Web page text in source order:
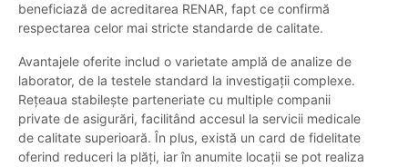
beneficiază de acreditarea RENAR, fapt ce confirmă
respectarea celor mai stricte standarde de calitate.
Avantajele oferite includ o varietate amplă de analize de
laborator, de la testele standard la investigații complexe.
Rețeaua stabilește parteneriate cu multiple companii
private de asigurări, facilitând accesul la servicii medicale
de calitate superioară. În plus, există un card de fidelitate
oferind reduceri la plăți, iar în anumite locații se pot realiza